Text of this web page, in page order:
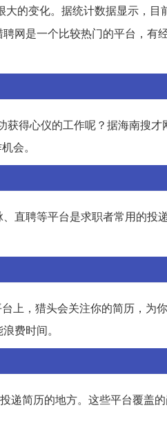
大的变化。据统计数据显示，
网是一个比较热门的平台，有
得心仪的工作呢？据海南搜
会。
直聘等平台是求职者常用的投
上，猎头会关注你的简历，为
费时间。
递简历的地方。这些平台覆盖